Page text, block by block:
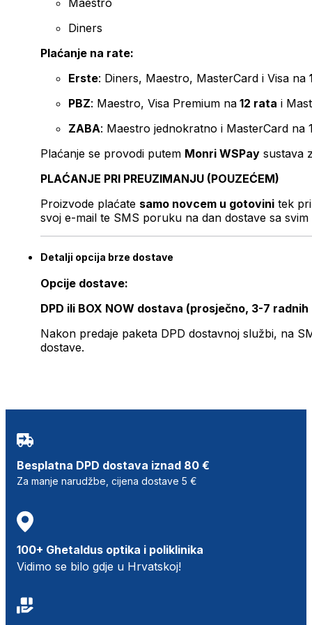
Maestro
Diners
Plaćanje na rate:
Erste: Diners, Maestro, MasterCard i Visa na
PBZ: Maestro, Visa Premium na 12 rata i
ZABA: Maestro jednokratno i MasterCard na
Plaćanje se provodi putem Monri WSPay sustava
PLAĆANJE PRI PREUZIMANJU (POUZEĆEM)
Proizvode plaćate samo novcem u gotovini tek
svoj e-mail te SMS poruku na dan dostave sa svim
Detalji opcija brze dostave
Opcije dostave:
DPD ili BOX NOW dostava (prosječno, 3-7 radnih
Nakon predaje paketa DPD dostavnoj službi, na
dostave.
Besplatna DPD dostava iznad 80 €
Za manje narudžbe, cijena dostave 5 €
100+ Ghetaldus optika i poliklinika
Vidimo se bilo gdje u Hrvatskoj!